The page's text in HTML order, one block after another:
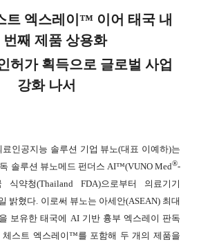
트 엑스레이™ 이어 태국 내
번째 제품 상용화
허가 획득으로 글로벌 사업
강화 나서
료인공지능 솔루션 기업 뷰노(대표 이예하)는
솔루션 뷰노메드 펀더스 AI™(VUNO Med®-
약청(Thailand FDA)으로부터 의료기기
밝혔다. 이로써 뷰노는 아세안(ASEAN) 최대
보유한 태국에 AI 기반 흉부 엑스레이 판독
체스트 엑스레이™를 포함해 두 개의 제품을